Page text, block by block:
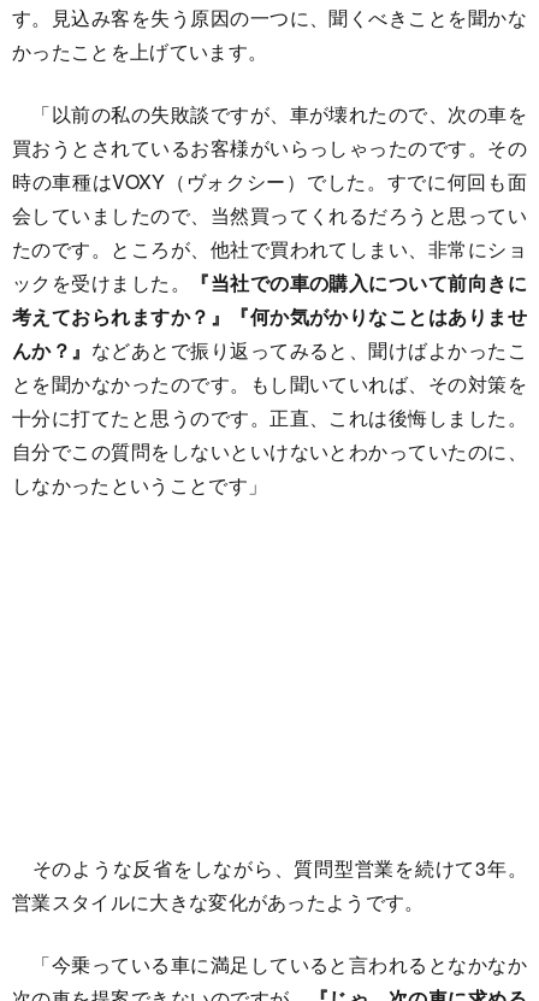
す。見込み客を失う原因の一つに、聞くべきことを聞かな
かったことを上げています。
「以前の私の失敗談ですが、車が壊れたので、次の車を
買おうとされているお客様がいらっしゃったのです。その
時の車種はVOXY（ヴォクシー）でした。すでに何回も面
会していましたので、当然買ってくれるだろうと思ってい
たのです。ところが、他社で買われてしまい、非常にショ
ックを受けました。
『当社での車の購入について前向きに
考えておられますか？』『何か気がかりなことはありませ
んか？』 などあとで振り返ってみると、聞けばよかったこ
とを聞かなかったのです。もし聞いていれば、その対策を
十分に打てたと思うのです。正直、これは後悔しました。
自分でこの質問をしないといけないとわかっていたのに、
しなかったということです」
そのような反省をしながら、質問型営業を続けて3年。
営業スタイルに大きな変化があったようです。
「今乗っている車に満足していると言われるとなかなか